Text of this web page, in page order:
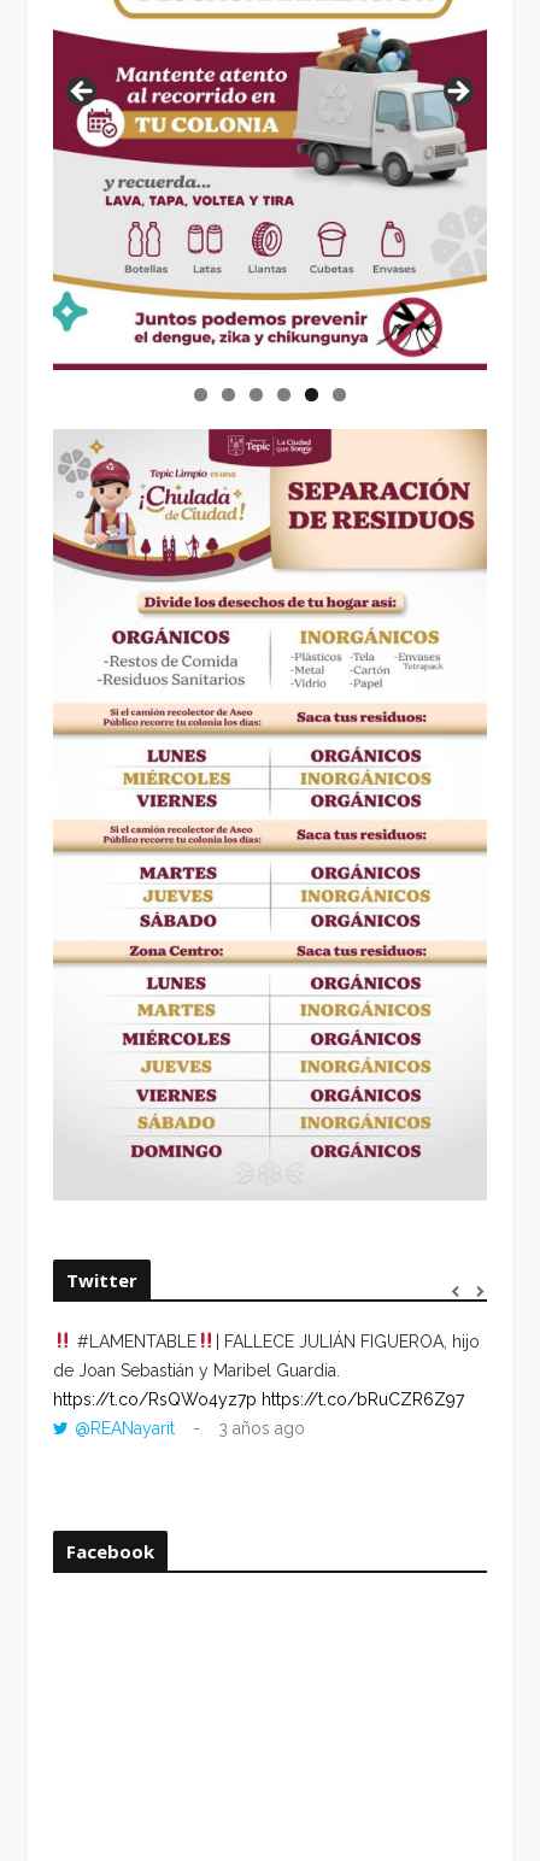
Twitter
#LAMENTABLE
| FALLECE JULIÁN FIGUEROA, hijo
de Joan Sebastián y Maribel Guardia.
https://t.co/RsQWo4yz7p https://t.co/bRuCZR6Z97
@REANayarit
3 años ago
Facebook